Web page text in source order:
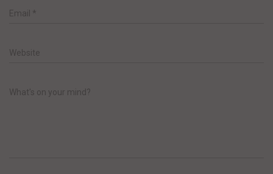
Email *
Website
What's on your mind?